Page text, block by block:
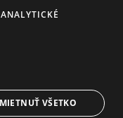
VIAC INFO
VYHRADENÉ.
ANALYTICKÉ
VŠETKO